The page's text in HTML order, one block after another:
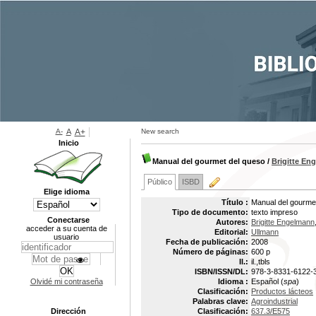
New search
Manual del gourmet del queso / Brigitte
Público ISBD
Título : Manual del
Tipo de documento: texto impreso
Autores: Brigitte Engelmann
Editorial: Ullmann
Fecha de publicación: 2008
Número de páginas: 600 p
Il.: il.,tbls
ISBN/ISSN/DL: 978-3-8331-6122-
Idioma : Español (spa)
Clasificación: Productos lácteos
Palabras clave: Agroindustrial
Clasificación: 637.3/E575
A- A A+
Inicio
Elige idioma
Conectarse
acceder a su cuenta de
usuario
Olvidé mi contraseña
Dirección